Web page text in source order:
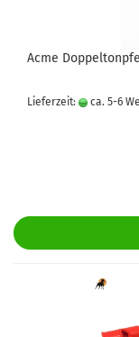
Acme
Lieferzeit: ca. 5-6